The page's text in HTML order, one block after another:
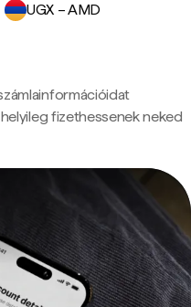
UGX – AMD
fizethessenek neked